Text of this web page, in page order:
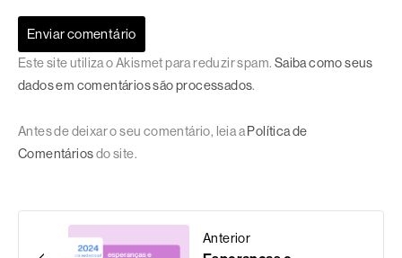
Este site utiliza o Akismet para reduzir spam. Saiba como seus
dados em comentários são processados.
Antes de deixar o seu comentário, leia a Política de
Comentáriosdo site.
Anterior